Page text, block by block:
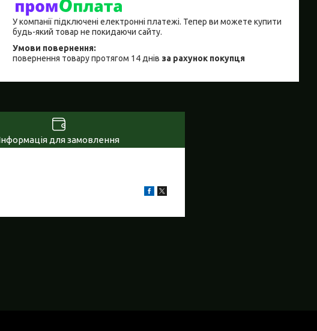
У компанії підключені електронні платежі. Тепер ви можете купити
будь-який товар не покидаючи сайту.
повернення товару протягом 14 днів за рахунок покупця
для замовлення